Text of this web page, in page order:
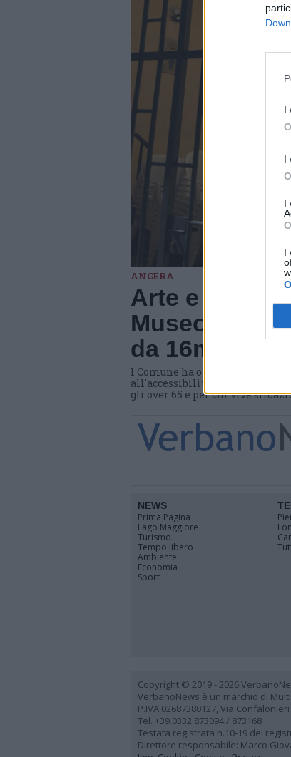
I
I
I
I
ANGERA
Arte e
Museo di
da 16mila euro
l Comune ha ottenuto un
all'accessibilità e
gli over 65 e per chi vive
NEWS
Prima Pagina
Lago Maggiore
Turismo
Tempo libero
Ambiente
Economia
Sport
Copyright © 2019 - 2026
VerbanoNews è un marchio di
P.IVA 02687380127, Via
Tel. +39.0332.873094 / 873168
Testata registrata n.10-19 del
Direttore responsabile: Marco